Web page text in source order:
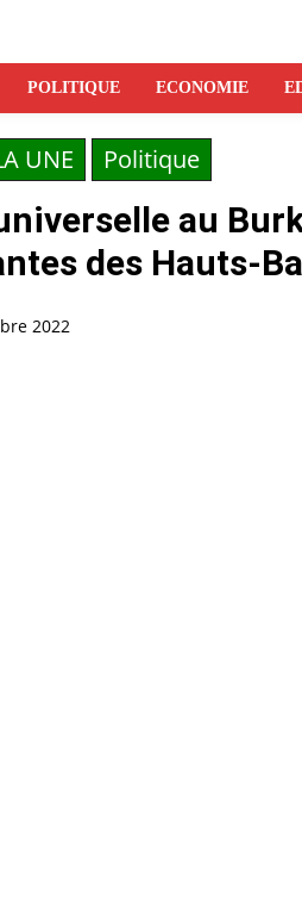
POLITIQUE ECONOMIE
UNE Politique
au
des Hauts-
2022